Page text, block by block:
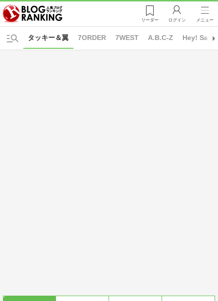
リーダー ログイン メニュー
7ORDER 7WEST A.B.C-Z Hey! Say!
タッキー＆翼